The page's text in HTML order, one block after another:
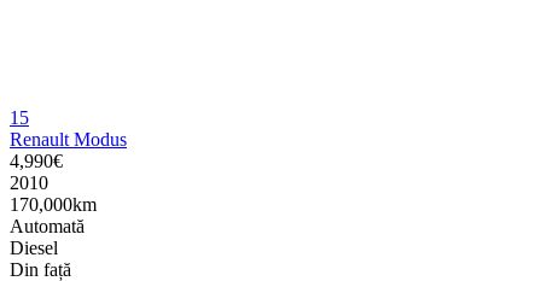
15
Renault Modus
4,990€
2010
170,000km
Automată
Diesel
Din față